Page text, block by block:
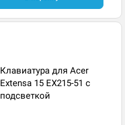
Клавиатура для Acer
Extensa 15 EX215-51 с
подсветкой